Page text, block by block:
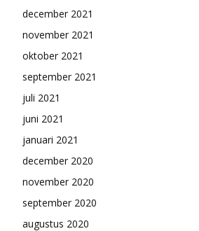
december 2021
november 2021
oktober 2021
september 2021
juli 2021
juni 2021
januari 2021
december 2020
november 2020
september 2020
augustus 2020